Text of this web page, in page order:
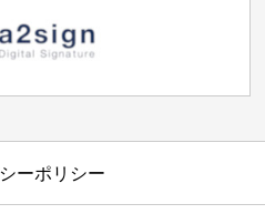
ーポリシー